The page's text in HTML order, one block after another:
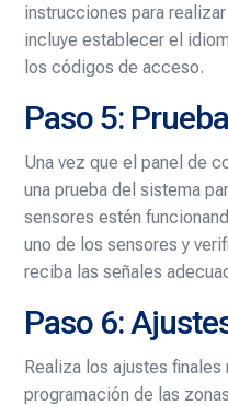
instrucciones para
incluye establecer el
los códigos de acceso.
Paso 5:
Una vez que el panel de
una prueba del sistema
sensores estén
uno de los sensores y
reciba las señales
Paso 6:
Realiza los ajustes
programación de las